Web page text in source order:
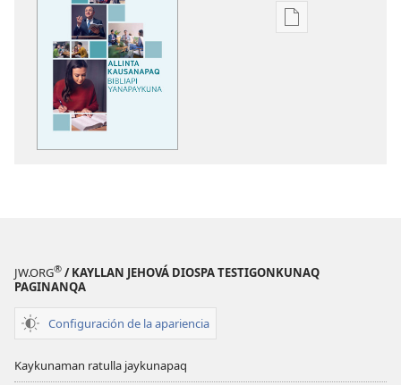
Kaypi
JW.ORG® / KAYLLAN JEHOVÁ DIOSPA TESTIGONKUNAQ
PAGINANQA
Configuración de la apariencia
Kaykunaman ratulla jaykunapaq